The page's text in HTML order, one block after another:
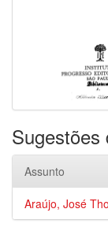
Sugestões
Assunto
Araújo, José